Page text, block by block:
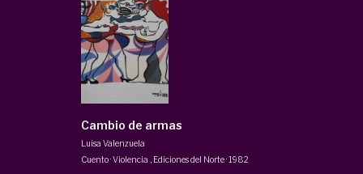
Cambio de armas
Luisa Valenzuela
Cuento · Violencia
Ediciones del Norte·1982